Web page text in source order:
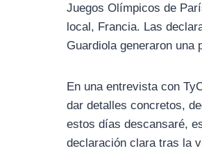
Juegos Olímpicos de
local, Francia. Las
Guardiola generaron una
En una entrevista con
dar detalles concretos,
estos días descansaré,
declaración clara tras la